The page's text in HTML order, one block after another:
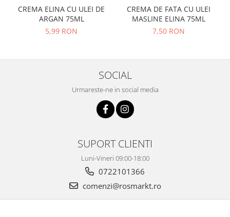
CREMA ELINA CU ULEI DE
ARGAN 75ML
5,99 RON
CREMA DE FATA CU ULEI
MASLINE ELINA 75ML
7,50 RON
SOCIAL
Urmareste-ne in social media
SUPORT CLIENTI
Luni-Vineri 09:00-18:00
0722101366
comenzi@rosmarkt.ro